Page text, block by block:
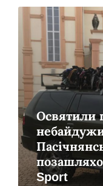
Освятили
Sport
Читати
більше